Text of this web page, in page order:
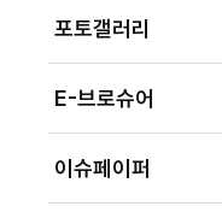
포토갤러리
E-브로슈어
이슈페이퍼